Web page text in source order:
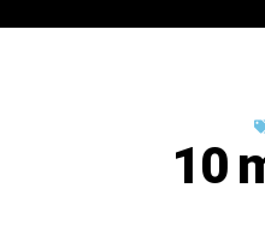
10